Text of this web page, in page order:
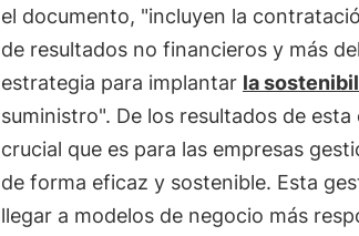
el documento, "incluyen la
de resultados no financieros y más
estrategia para implantar la
suministro". De los resultados de
crucial que es para las empresas
de forma eficaz y sostenible. Esta
llegar a modelos de negocio más